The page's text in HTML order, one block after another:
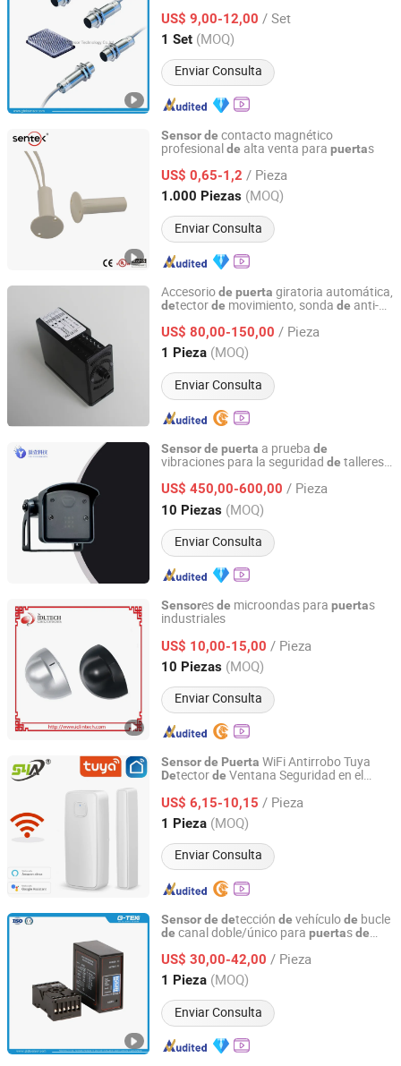
US$ 9,00-12,00 / Set
1 Set (MOQ)
Enviar Consulta
Tianjin, China Desde 2021
Sensorde contacto magnético
profesionalde alta venta para puertas
US$ 0,65-1,2 / Pieza
1.000 Piezas (MOQ)
Enviar Consulta
Ningbo Sentek Electronics Co., Ltd.
Zhejiang, China Desde 2010
Accesoriode puerta giratoria automática,
detectorde movimiento, sonda de anti-
US$ 80,00-150,00 / Pieza
1 Pieza (MOQ)
Enviar Consulta
Atmaker (Qingdao) Automatic Door Co., Ltd.
Shandong, China Desde 2025
Sensorde puerta a prueba de
vibraciones para la seguridad de talleres
US$ 450,00-600,00 / Pieza
10 Piezas (MOQ)
Enviar Consulta
Tianjin Yiyi Technology Co., Ltd.
Tianjin, China Desde 2024
Sensoresde microondas para puertas
industriales
US$ 10,00-15,00 / Pieza
10 Piezas (MOQ)
Enviar Consulta
IDeal Intelligent Technology Co., Ltd.
Guangdong, China Desde 2014
Sensorde Puerta WiFi Antirrobo Tuya
Detectorde Ventana Seguridad en el
US$ 6,15-10,15 / Pieza
1 Pieza (MOQ)
Enviar Consulta
S4A Industrial Co., Limited
Guangdong, China Desde 2018
Sensorde detección de vehículode bucle
de canal doble/único para puertasde
estacionamiento
US$ 30,00-42,00 / Pieza
1 Pieza (MOQ)
Enviar Consulta
TIANJIN G-TEK SENSOR TECHNOLOGY CO., LTD
Tianjin, China Desde 2021